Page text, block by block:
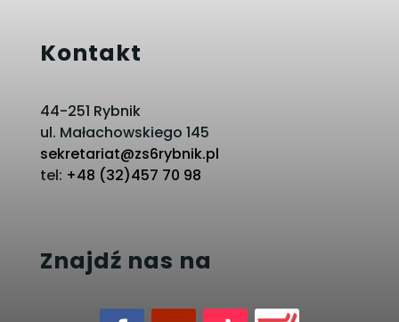
Kontakt
44-251 Rybnik
ul. Małachowskiego 145
sekretariat@zs6rybnik.pl
tel: +48 (32)457 70 98
Znajdź nas na